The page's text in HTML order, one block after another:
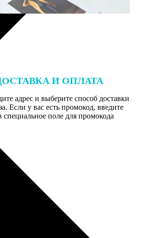
И ОПЛАТА
адрес и выберите способ доставки
Если у вас есть промокод, введите
специальное поле для промокода